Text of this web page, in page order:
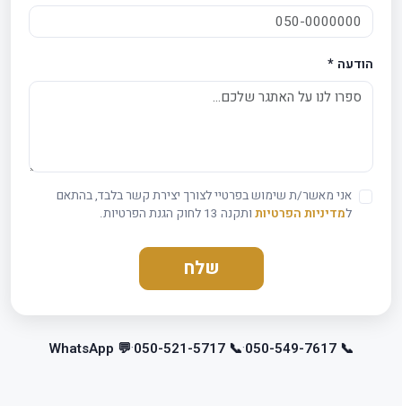
הודעה *
אני מאשר/ת שימוש בפרטיי לצורך יצירת קשר בלבד, בהתאם
למדיניות הפרטיות ותקנה 13 לחוק הגנת הפרטיות.
שלח
📞
050-549-7617
·
📞
050-521-5717
·
💬